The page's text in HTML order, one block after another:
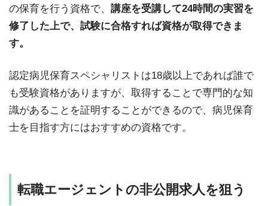
の保育を行う資格で、 講座を受講して24時間の実習を
修了した上で、試験に合格すれば資格が取得できま
す。
認定病児保育スペシャリストは18歳以上であれば誰で
も受験資格がありますが、取得することで専門的な知
識があることを証明することができるので、病児保育
士を目指す方にはおすすめの資格です。
転職エージェントの非公開求人を狙う